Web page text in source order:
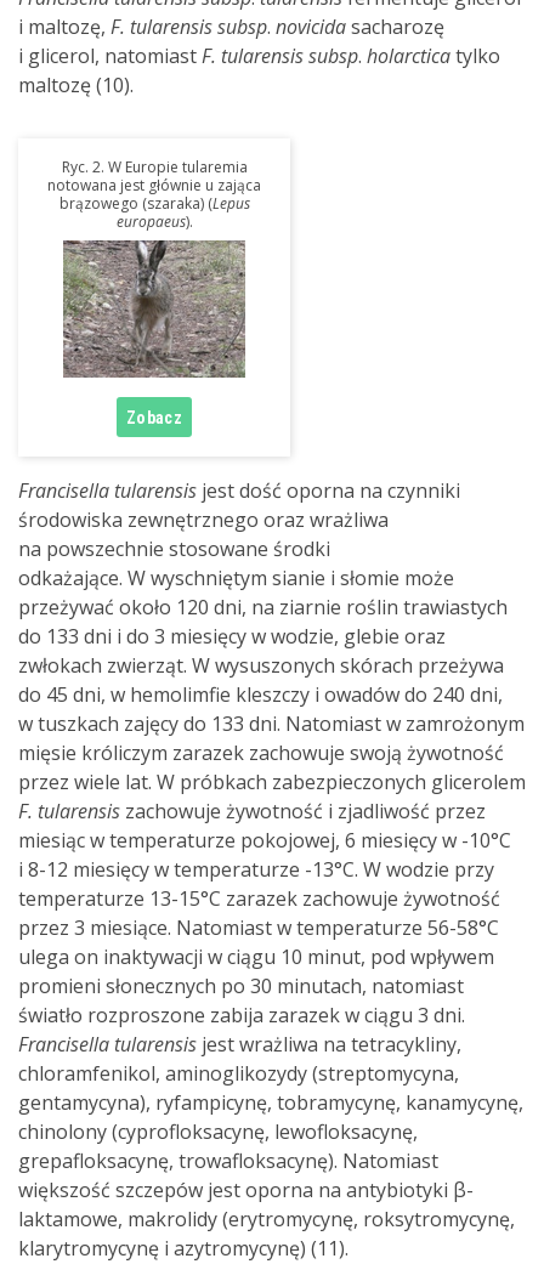
i maltozę, F. tularensis subsp. novicidasacharozę
i glicerol, natomiastF. tularensis subsp. holarcticatylko
maltozę (10).
Ryc. 2. W Europie tularemia
notowana jest głównie u zająca
brązowego (szaraka) (Lepus
europaeus).
Francisella tularensis jest dość oporna na czynniki
środowiska zewnętrznego oraz wrażliwa
na powszechnie stosowane środki
odkażające. W wyschniętym sianie i słomie może
przeżywać około 120 dni, na ziarnie roślin trawiastych
do 133 dni i do 3 miesięcy w wodzie, glebie oraz
zwłokach zwierząt. W wysuszonych skórach przeżywa
do 45 dni, w hemolimfie kleszczy i owadów do 240 dni,
w tuszkach zajęcy do 133 dni. Natomiast w zamrożonym
mięsie króliczym zarazek zachowuje swoją żywotność
przez wiele lat. W próbkach zabezpieczonych glicerolem
F. tularensis zachowuje żywotność i zjadliwość przez
miesiąc w temperaturze pokojowej, 6 miesięcy w -10°C
i 8-12 miesięcy w temperaturze -13°C. W wodzie przy
temperaturze 13-15°C zarazek zachowuje żywotność
przez 3 miesiące. Natomiast w temperaturze 56-58°C
ulega on inaktywacji w ciągu 10 minut, pod wpływem
promieni słonecznych po 30 minutach, natomiast
światło rozproszone zabija zarazek w ciągu 3 dni.
Francisella tularensis jest wrażliwa na tetracykliny,
chloramfenikol, aminoglikozydy (streptomycyna,
gentamycyna), ryfampicynę, tobramycynę, kanamycynę,
chinolony (cyprofloksacynę, lewofloksacynę,
grepafloksacynę, trowafloksacynę). Natomiast
większość szczepów jest oporna na antybiotyki β-
laktamowe, makrolidy (erytromycynę, roksytromycynę,
klarytromycynę i azytromycynę) (11).